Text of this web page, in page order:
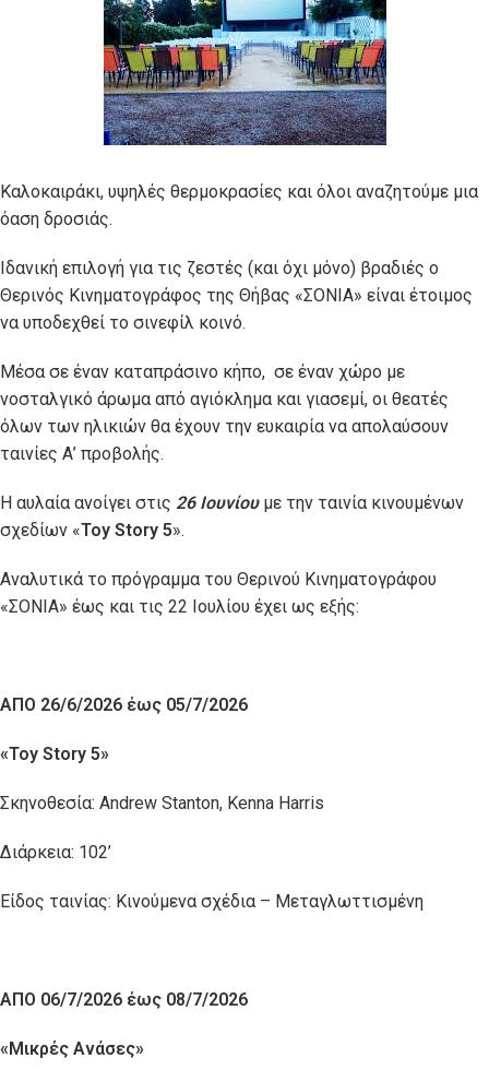
Καλοκαιράκι, υψηλές θερμοκρασίες και όλοι αναζητούμε μια
όαση δροσιάς.
Ιδανική επιλογή για τις ζεστές (και όχι μόνο) βραδιές ο
Θερινός Κινηματογράφος της Θήβας «ΣΟΝΙΑ» είναι έτοιμος
να υποδεχθεί το σινεφίλ κοινό.
Μέσα σε έναν καταπράσινο κήπο, σε έναν χώρο με
νοσταλγικό άρωμα από αγιόκλημα και γιασεμί, οι θεατές
όλων των ηλικιών θα έχουν την ευκαιρία να απολαύσουν
ταινίες Α’ προβολής.
Η αυλαία ανοίγει στις 26 Ιουνίουμε την ταινία κινουμένων
σχεδίων «Toy Story 5».
Αναλυτικά το πρόγραμμα του Θερινού Κινηματογράφου
«ΣΟΝΙΑ» έως και τις 22 Ιουλίου έχει ως εξής:
ΑΠΟ 26/6/2026 έως 05/7/2026
«Toy Story 5»
Σκηνοθεσία: Andrew Stanton, Kenna Harris
Διάρκεια: 102’
Είδος ταινίας: Κινούμενα σχέδια – Μεταγλωττισμένη
ΑΠΟ 06/7/2026 έως 08/7/2026
«Μικρές Ανάσες»